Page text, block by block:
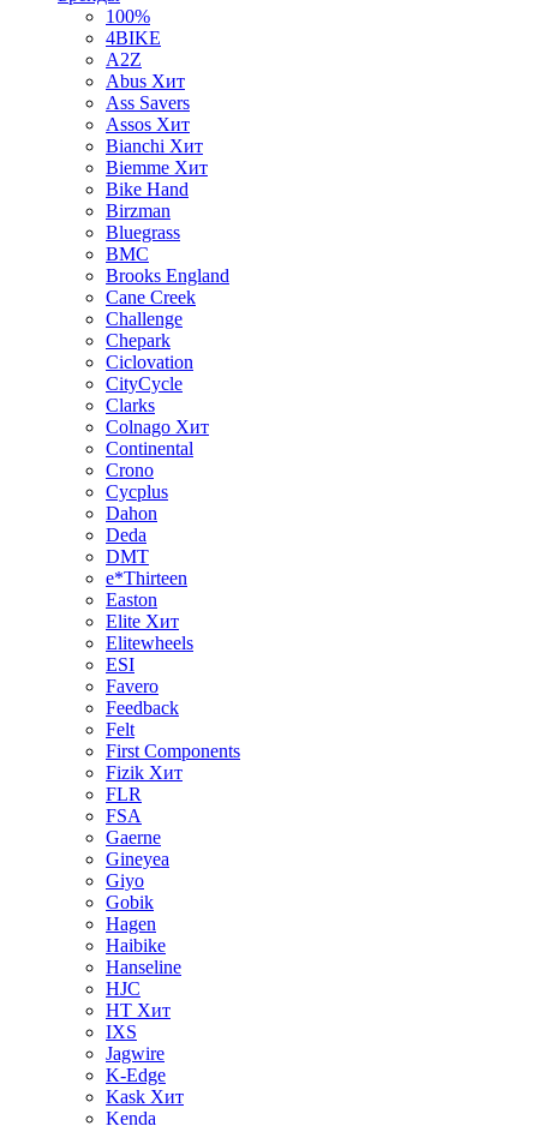
100%
4BIKE
A2Z
Abus Хит
Ass Savers
Assos Хит
Bianchi Хит
Biemme Хит
Bike Hand
Birzman
Bluegrass
BMC
Brooks England
Cane Creek
Challenge
Chepark
Ciclovation
CityCycle
Clarks
Colnago Хит
Continental
Crono
Cycplus
Dahon
Deda
DMT
e*Thirteen
Easton
Elite Хит
Elitewheels
ESI
Favero
Feedback
Felt
First Components
Fizik Хит
FLR
FSA
Gaerne
Gineyea
Giyo
Gobik
Hagen
Haibike
Hanseline
HJC
HT Хит
IXS
Jagwire
K-Edge
Kask Хит
Kenda